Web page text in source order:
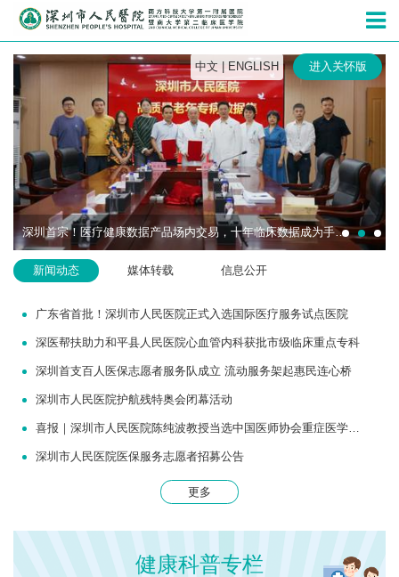
深圳市人民
中文 ENGLISH 进入关怀版
深圳首宗！医疗健康数据产品场内交易，十年临床数据成为手术机器人研发“燃料”
新闻动态 媒体转载 信息公开
广东省首批！深圳市人民医院正式入选国际医疗服务试点医院
深医帮扶助力和平县人民医院心血管内科获批市级临床重点专科
深圳首支百人医保志愿者服务队成立 流动服务架起惠民连心桥
深圳市人民医院护航残特奥会闭幕活动
喜报｜深圳市人民医院陈纯波教授当选中国医师协会重症医学医师分会常务委员
深圳市人民医院医保服务志愿者招募公告
更多
健康科普专栏